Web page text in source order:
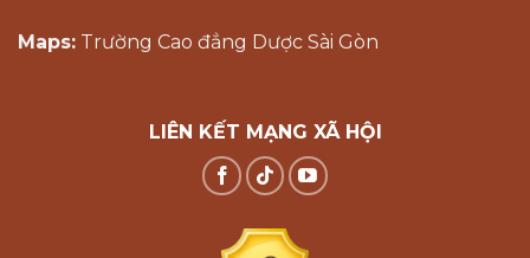
Maps: Trường Cao đẳng Dược Sài Gòn
LIÊN KẾT MẠNG XÃ HỘI